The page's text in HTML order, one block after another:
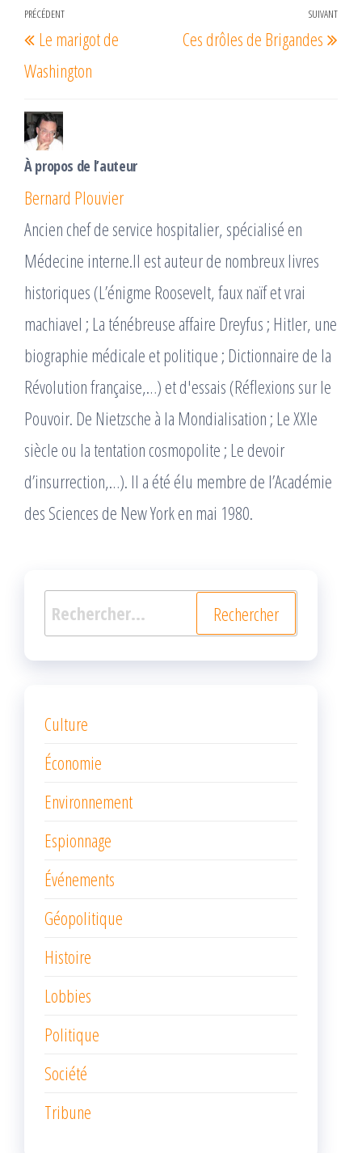
Navigation
de
l’article
Article
précédent
PRÉCÉDENT
Le marigot de
Washington
SUIVANT
Ces drôles de Brigandes
À propos de l’auteur
Bernard Plouvier
Ancien chef de service hospitalier, spécialisé en
Méde­cine interne.Il est auteur de nombreux livres
historiques (L’énigme Roosevelt, faux naïf et vrai
machiavel ; La ténébreuse affaire Dreyfus ; Hitler, une
biographie médicale et politique ; Dictionnaire de la
Révolution française,…) et d'essais (Réflexions sur le
Pouvoir. De Nietzsche à la Mondialisation ; Le XXIe
siècle ou la tentation cosmopolite ; Le devoir
d’insurrection,…). Il a été élu membre de l’Académie
des Sciences de New York en mai 1980.
Rechercher :
Culture
Économie
Environnement
Espionnage
Événements
Géopolitique
Histoire
Lobbies
Politique
Société
Tribune